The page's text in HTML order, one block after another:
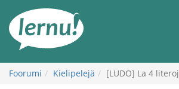
sisältöön
Foorumi Kielipelejä [LUDO] La 4 literoj